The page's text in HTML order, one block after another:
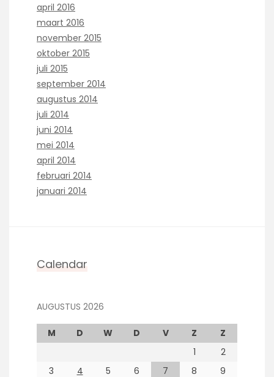
april 2016
maart 2016
november 2015
oktober 2015
juli 2015
september 2014
augustus 2014
juli 2014
juni 2014
mei 2014
april 2014
februari 2014
januari 2014
Calendar
AUGUSTUS 2026
M D W D V Z
Z
1
2
3
4 5 6 7 8 9